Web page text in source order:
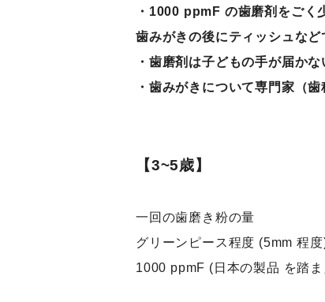
・1000 ppmF の歯磨剤をごく
歯みがきの後にティッシュな
・歯磨剤は子どもの手が届か
・歯みがきについて専門家（
【3~5歳】
一回の歯磨き粉の量
グリーンピース程度 (5mm 程度
1000 ppmF (日本の製品 を踏